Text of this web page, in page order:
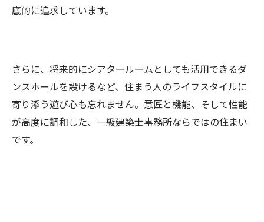
底的に追求しています。
さらに、将来的にシアタールームとしても活用できるダ
ンスホールを設けるなど、住まう人のライフスタイルに
寄り添う遊び心も忘れません。意匠と機能、そして性能
が高度に調和した、一級建築士事務所ならではの住まい
です。